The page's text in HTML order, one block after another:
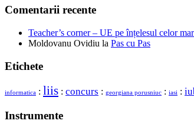
Comentarii recente
Teacher’s corner – UE pe înțelesul celor
Moldovanu Ovidiu la Pas cu Pas
Etichete
informatica : liis : concurs : georgiana porusniuc : iasi :
Instrumente